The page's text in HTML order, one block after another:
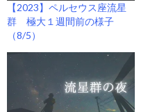
【2023】ペルセウス座流星
群 極大１週間前の様子
（8/5）